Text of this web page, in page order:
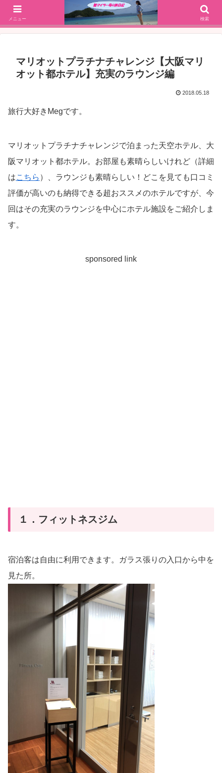
SFC修行(2016年解脱!)からJGC修行(2017年解脱)を決意、絶景や美味しいもの
大好きな働く陸マイラー母の旅行ブログ
マリオットプラチナチャレンジ【大阪マリ
オット都ホテル】充実のラウンジ編
2018.05.18
旅行大好きMegです。
マリオットプラチナチャレンジで泊まった天空ホテル、大
阪マリオット都ホテル。お部屋も素晴らしいけれど（詳細
はこちら ）、ラウンジも素晴らしい！どこを見ても口コミ
評価が高いのも納得できる超おススメのホテルですが、今
回はその充実のラウンジを中心にホテル施設をご紹介しま
す。
sponsored link
１．フィットネスジム
宿泊客は自由に利用できます。ガラス張りの入口から中を
見た所。
メニュー 検索